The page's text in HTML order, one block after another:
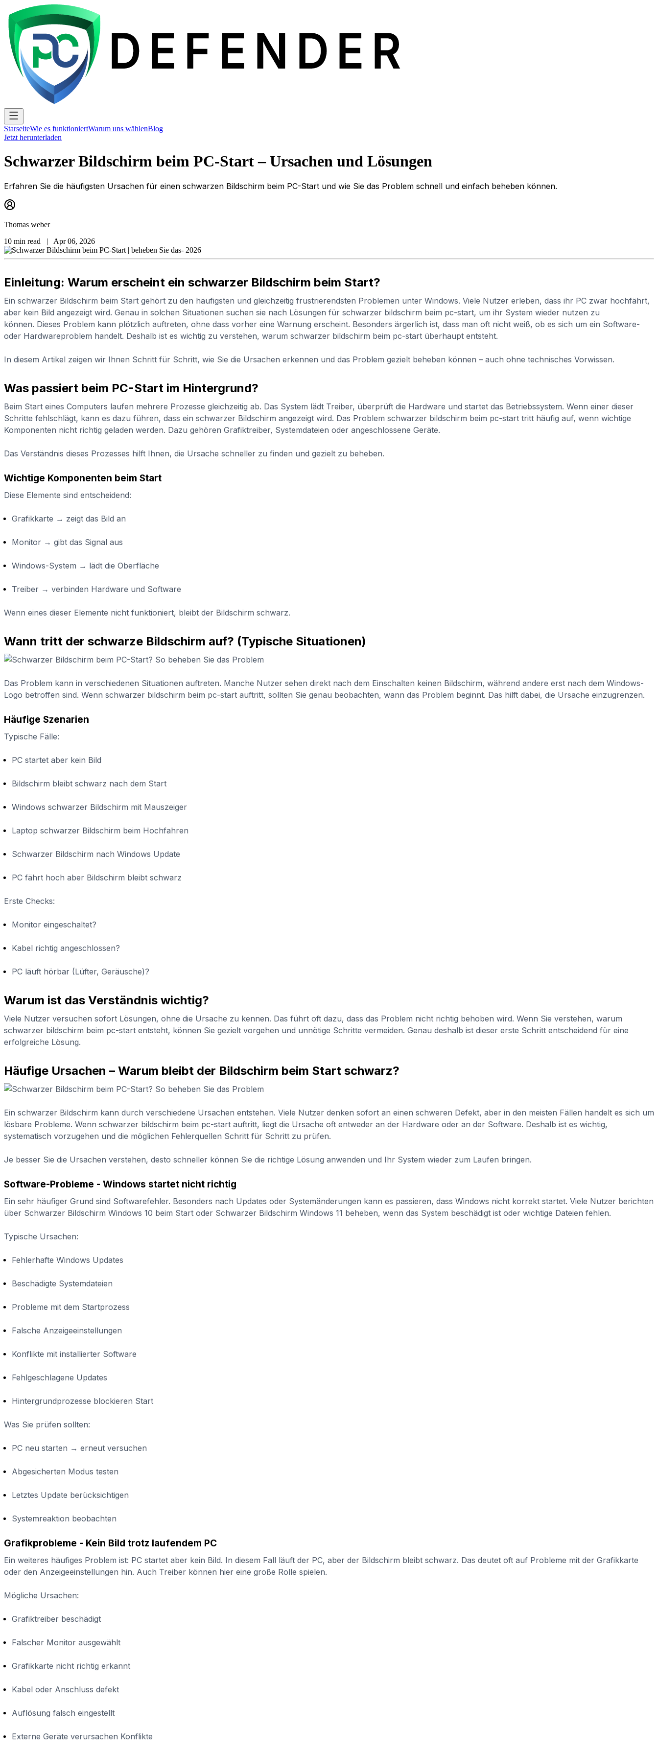
StarseiteWie es funktioniertWarum uns wählenBlog
Jetzt herunterladen
Schwarzer Bildschirm beim PC-Start – Ursachen und Lösungen
Erfahren Sie die häufigsten Ursachen für einen schwarzen Bildschirm beim PC-Start und wie Sie das Problem schnell und einfach beheben können.
Thomas weber
10 min read | Apr 06, 2026
Einleitung: Warum erscheint ein schwarzer Bildschirm beim Start?
Ein schwarzer Bildschirm beim Start gehört zu den häufigsten und gleichzeitig frustrierendsten Problemen unter Windows. Viele Nutzer erleben, dass ihr PC zwar hochfährt,
aber kein Bild angezeigt wird. Genau in solchen Situationen suchen sie nach Lösungen für schwarzer bildschirm beim pc-start, um ihr System wieder nutzen zu
können. Dieses Problem kann plötzlich auftreten, ohne dass vorher eine Warnung erscheint. Besonders ärgerlich ist, dass man oft nicht weiß, ob es sich um ein Software-
oder Hardwareproblem handelt. Deshalb ist es wichtig zu verstehen, warum schwarzer bildschirm beim pc-start überhaupt entsteht.
In diesem Artikel zeigen wir Ihnen Schritt für Schritt, wie Sie die Ursachen erkennen und das Problem gezielt beheben können – auch ohne technisches Vorwissen.
Was passiert beim PC-Start im Hintergrund?
Beim Start eines Computers laufen mehrere Prozesse gleichzeitig ab. Das System lädt Treiber, überprüft die Hardware und startet das Betriebssystem. Wenn einer dieser
Schritte fehlschlägt, kann es dazu führen, dass ein schwarzer Bildschirm angezeigt wird. Das Problem schwarzer bildschirm beim pc-start tritt häufig auf, wenn wichtige
Komponenten nicht richtig geladen werden. Dazu gehören Grafiktreiber, Systemdateien oder angeschlossene Geräte.
Das Verständnis dieses Prozesses hilft Ihnen, die Ursache schneller zu finden und gezielt zu beheben.
Wichtige Komponenten beim Start
Diese Elemente sind entscheidend:
Grafikkarte → zeigt das Bild an
Monitor → gibt das Signal aus
Windows-System → lädt die Oberfläche
Treiber → verbinden Hardware und Software
Wenn eines dieser Elemente nicht funktioniert, bleibt der Bildschirm schwarz.
Wann tritt der schwarze Bildschirm auf? (Typische Situationen)
Das Problem kann in verschiedenen Situationen auftreten. Manche Nutzer sehen direkt nach dem Einschalten keinen Bildschirm, während andere erst nach dem Windows-
Logo betroffen sind. Wenn schwarzer bildschirm beim pc-start auftritt, sollten Sie genau beobachten, wann das Problem beginnt. Das hilft dabei, die Ursache einzugrenzen.
Häufige Szenarien
Typische Fälle:
PC startet aber kein Bild
Bildschirm bleibt schwarz nach dem Start
Windows schwarzer Bildschirm mit Mauszeiger
Laptop schwarzer Bildschirm beim Hochfahren
Schwarzer Bildschirm nach Windows Update
PC fährt hoch aber Bildschirm bleibt schwarz
Erste Checks:
Monitor eingeschaltet?
Kabel richtig angeschlossen?
PC läuft hörbar (Lüfter, Geräusche)?
Warum ist das Verständnis wichtig?
Viele Nutzer versuchen sofort Lösungen, ohne die Ursache zu kennen. Das führt oft dazu, dass das Problem nicht richtig behoben wird. Wenn Sie verstehen, warum
schwarzer bildschirm beim pc-start entsteht, können Sie gezielt vorgehen und unnötige Schritte vermeiden. Genau deshalb ist dieser erste Schritt entscheidend für eine
erfolgreiche Lösung.
Häufige Ursachen – Warum bleibt der Bildschirm beim Start schwarz?
Ein schwarzer Bildschirm kann durch verschiedene Ursachen entstehen. Viele Nutzer denken sofort an einen schweren Defekt, aber in den meisten Fällen handelt es sich um
lösbare Probleme. Wenn schwarzer bildschirm beim pc-start auftritt, liegt die Ursache oft entweder an der Hardware oder an der Software. Deshalb ist es wichtig,
systematisch vorzugehen und die möglichen Fehlerquellen Schritt für Schritt zu prüfen.
Je besser Sie die Ursachen verstehen, desto schneller können Sie die richtige Lösung anwenden und Ihr System wieder zum Laufen bringen.
Software-Probleme - Windows startet nicht richtig
Ein sehr häufiger Grund sind Softwarefehler. Besonders nach Updates oder Systemänderungen kann es passieren, dass Windows nicht korrekt startet. Viele Nutzer berichten
über Schwarzer Bildschirm Windows 10 beim Start oder Schwarzer Bildschirm Windows 11 beheben, wenn das System beschädigt ist oder wichtige Dateien fehlen.
Typische Ursachen:
Fehlerhafte Windows Updates
Beschädigte Systemdateien
Probleme mit dem Startprozess
Falsche Anzeigeeinstellungen
Konflikte mit installierter Software
Fehlgeschlagene Updates
Hintergrundprozesse blockieren Start
Was Sie prüfen sollten:
PC neu starten → erneut versuchen
Abgesicherten Modus testen
Letztes Update berücksichtigen
Systemreaktion beobachten
Grafikprobleme - Kein Bild trotz laufendem PC
Ein weiteres häufiges Problem ist: PC startet aber kein Bild. In diesem Fall läuft der PC, aber der Bildschirm bleibt schwarz. Das deutet oft auf Probleme mit der Grafikkarte
oder den Anzeigeeinstellungen hin. Auch Treiber können hier eine große Rolle spielen.
Mögliche Ursachen:
Grafiktreiber beschädigt
Falscher Monitor ausgewählt
Grafikkarte nicht richtig erkannt
Kabel oder Anschluss defekt
Auflösung falsch eingestellt
Externe Geräte verursachen Konflikte